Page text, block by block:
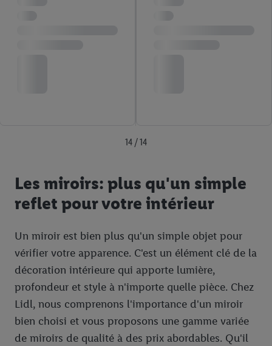
14 / 14
Les miroirs: plus qu'un simple
reflet pour votre intérieur
Un miroir est bien plus qu'un simple objet pour
vérifier votre apparence. C'est un élément clé de la
décoration intérieure qui apporte lumière,
profondeur et style à n'importe quelle pièce. Chez
Lidl, nous comprenons l'importance d'un miroir
bien choisi et vous proposons une gamme variée
de miroirs de qualité à des prix abordables. Qu'il